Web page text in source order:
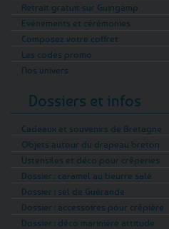
Retrait gratuit sur Guingamp
Evénements et cérémonies
Composez votre coffret
Les codes promo
Nos univers
Dossiers et infos
Cadeaux et souvenirs de Bretagne
Objets autour du drapeau breton
Ustensiles et déco pour crêperies
Dossier : caramel au beurre salé
Dossier : sel de Guérande
Dossier : accessoires pour crêpière
Dossier : déco marinière attitude